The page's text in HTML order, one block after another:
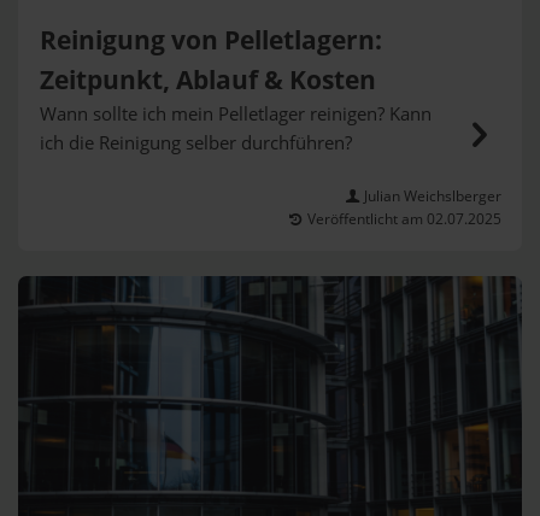
Reinigung von Pelletlagern:
Zeitpunkt, Ablauf & Kosten
Wann sollte ich mein Pelletlager reinigen? Kann
ich die Reinigung selber durchführen?
Julian Weichslberger
Veröffentlicht am 02.07.2025